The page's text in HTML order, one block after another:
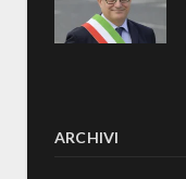
ARCHIVI